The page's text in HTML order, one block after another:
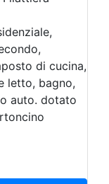
di cucina,
letto, bagno,
auto. dotato